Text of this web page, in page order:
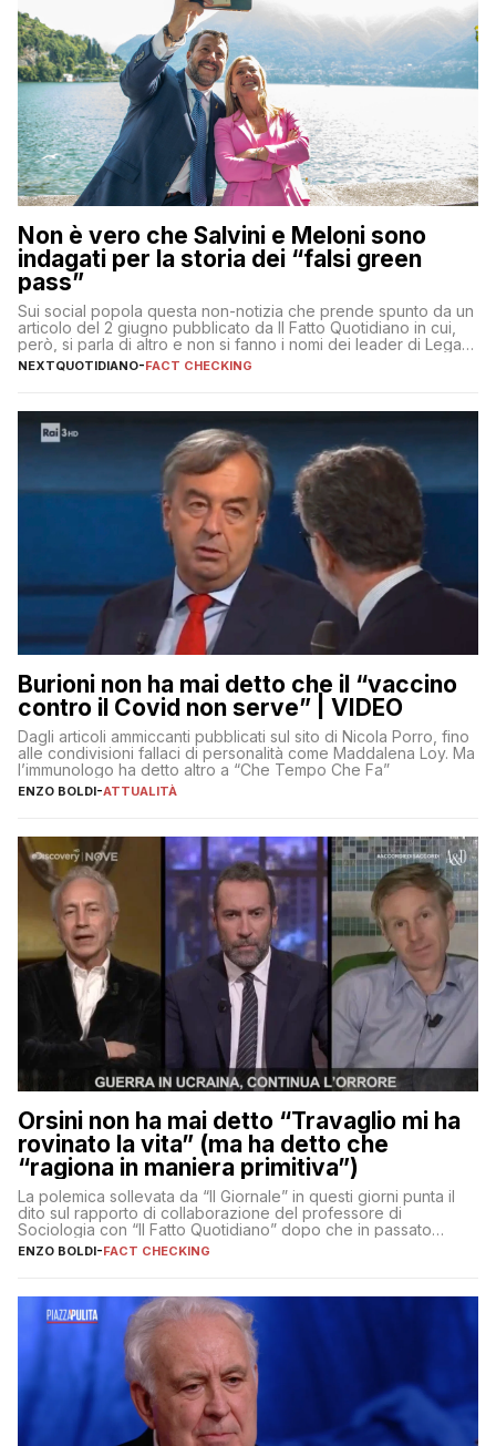
Non è vero che Salvini e Meloni sono
indagati per la storia dei “falsi green
pass”
Sui social popola questa non-notizia che prende spunto da un
articolo del 2 giugno pubblicato da Il Fatto Quotidiano in cui,
però, si parla di altro e non si fanno i nomi dei leader di Lega e
Fratelli d’Italia
NEXTQUOTIDIANO-FACT CHECKING
Burioni non ha mai detto che il “vaccino
contro il Covid non serve” | VIDEO
Dagli articoli ammiccanti pubblicati sul sito di Nicola Porro, fino
alle condivisioni fallaci di personalità come Maddalena Loy. Ma
l’immunologo ha detto altro a “Che Tempo Che Fa”
ENZO BOLDI-ATTUALITÀ
Orsini non ha mai detto “Travaglio mi ha
rovinato la vita” (ma ha detto che
“ragiona in maniera primitiva”)
La polemica sollevata da “Il Giornale” in questi giorni punta il
dito sul rapporto di collaborazione del professore di
Sociologia con “Il Fatto Quotidiano” dopo che in passato
erano volati stracci
ENZO BOLDI-FACT CHECKING